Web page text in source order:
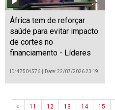
África tem de reforçar
saúde para evitar impacto
de cortes no
financiamento - Líderes
ID: 47504576 Date: 22/07/2026 23:19
«Previous
11 12 13 14 15